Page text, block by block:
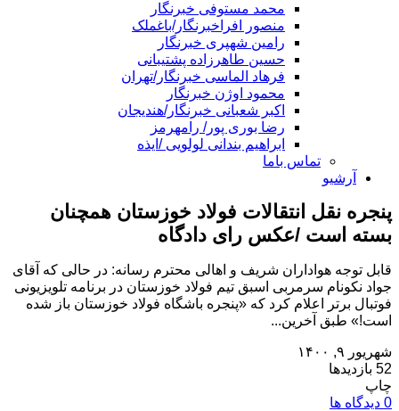
محمد مستوفی خبرنگار
منصور افراخبرنگار/باغملک
رامین شهپری خبرنگار
حسین طاهرزاده پشتیبانی
فرهاد الماسی خبرنگار/تهران
محمود اوژن خبرنگار
اکبر شعبانی خبرنگار/هندیجان
رضا بوری پور/ رامهرمز
ابراهیم بندانی لولویی /ایذه
تماس باما
آرشیو
پنجره نقل انتقالات فولاد خوزستان همچنان
بسته است /عکس رای دادگاه
قابل توجه هواداران شریف و اهالی محترم رسانه: در حالی که آقای
جواد نکونام سرمربی اسبق تیم فولاد خوزستان در برنامه تلویزیونی
فوتبال برتر اعلام کرد که «پنجره باشگاه فولاد خوزستان باز شده
است!» طبق آخرین...
شهریور ۹, ۱۴۰۰
52 بازدیدها
چاپ
0 دیدگاه ها